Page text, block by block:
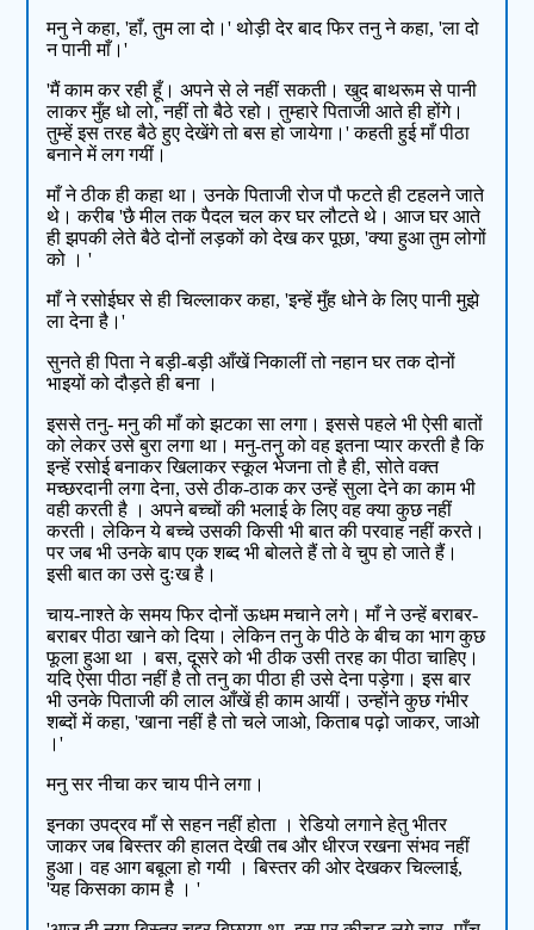
मनु ने कहा, 'हाँ, तुम ला दो।' थोड़ी देर बाद फिर तनु ने कहा, 'ला दो
न पानी माँ।'
'मैं काम कर रही हूँ। अपने से ले नहीं सकती। खुद बाथरूम से पानी
लाकर मुँह धो लो, नहीं तो बैठे रहो। तुम्हारे पिताजी आते ही होंगे।
तुम्हें इस तरह बैठे हुए देखेंगे तो बस हो जायेगा।' कहती हुई माँ पीठा
बनाने में लग गयीं।
माँ ने ठीक ही कहा था। उनके पिताजी रोज पौ फटते ही टहलने जाते
थे। करीब 'छै मील तक पैदल चल कर घर लौटते थे। आज घर आते
ही झपकी लेते बैठे दोनों लड़कों को देख कर पूछा, 'क्या हुआ तुम लोगों
को । '
माँ ने रसोईघर से ही चिल्लाकर कहा, 'इन्हें मुँह धोने के लिए पानी मुझे
ला देना है।'
सुनते ही पिता ने बड़ी-बड़ी आँखें निकालीं तो नहान घर तक दोनों
भाइयों को दौड़ते ही बना ।
इससे तनु- मनु की माँ को झटका सा लगा। इससे पहले भी ऐसी बातों
को लेकर उसे बुरा लगा था। मनु-तनु को वह इतना प्यार करती है कि
इन्हें रसोई बनाकर खिलाकर स्कूल भेजना तो है ही, सोते वक्त
मच्छरदानी लगा देना, उसे ठीक-ठाक कर उन्हें सुला देने का काम भी
वही करती है । अपने बच्चों की भलाई के लिए वह क्या कुछ नहीं
करती। लेकिन ये बच्चे उसकी किसी भी बात की परवाह नहीं करते।
पर जब भी उनके बाप एक शब्द भी बोलते हैं तो वे चुप हो जाते हैं।
इसी बात का उसे दुःख है।
चाय-नाश्ते के समय फिर दोनों ऊधम मचाने लगे। माँ ने उन्हें बराबर-
बराबर पीठा खाने को दिया। लेकिन तनु के पीठे के बीच का भाग कुछ
फूला हुआ था । बस, दूसरे को भी ठीक उसी तरह का पीठा चाहिए।
यदि ऐसा पीठा नहीं है तो तनु का पीठा ही उसे देना पड़ेगा। इस बार
भी उनके पिताजी की लाल आँखें ही काम आयीं। उन्होंने कुछ गंभीर
शब्दों में कहा, 'खाना नहीं है तो चले जाओ, किताब पढ़ो जाकर, जाओ
।'
मनु सर नीचा कर चाय पीने लगा।
इनका उपद्रव माँ से सहन नहीं होता । रेडियो लगाने हेतु भीतर
जाकर जब बिस्तर की हालत देखी तब और धीरज रखना संभव नहीं
हुआ। वह आग बबूला हो गयी । बिस्तर की ओर देखकर चिल्लाई,
'यह किसका काम है । '